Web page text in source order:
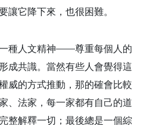
讓它降下來，也很困難。
種人文精神——尊重每個人的
成共識。當然有些人會覺得這
威的方式推動，那的確會比較
、法家，每一家都有自己的道
整解釋一切；最後總是一個綜